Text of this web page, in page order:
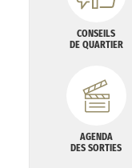
CONSEILS
DE QUARTIER
AGENDA
DES SORTIES